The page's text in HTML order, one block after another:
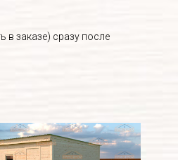
в заказе) сразу после